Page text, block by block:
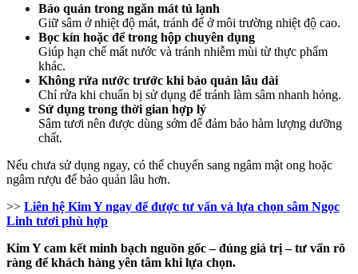
Bảo quản trong ngăn mát tủ lạnh
Giữ sâm ở nhiệt độ mát, tránh để ở môi trường nhiệt độ cao.
Bọc kín hoặc để trong hộp chuyên dụng
Giúp hạn chế mất nước và tránh nhiễm mùi từ thực phẩm
khác.
Không rửa nước trước khi bảo quản lâu dài
Chỉ rửa khi chuẩn bị sử dụng để tránh làm sâm nhanh hỏng.
Sử dụng trong thời gian hợp lý
Sâm tươi nên được dùng sớm để đảm bảo hàm lượng dưỡng
chất.
Nếu chưa sử dụng ngay, có thể chuyển sang ngâm mật ong hoặc
ngâm rượu để bảo quản lâu hơn.
>> Liên hệ Kim Y ngay để được tư vấn và lựa chọn sâm Ngọc
Linh tươi phù hợp
Kim Y cam kết minh bạch nguồn gốc – đúng giá trị – tư vấn rõ
ràng để khách hàng yên tâm khi lựa chọn.